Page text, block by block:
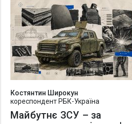
Костянтин Широкун
кореспондент РБК-Україна
Майбутнє ЗСУ – за